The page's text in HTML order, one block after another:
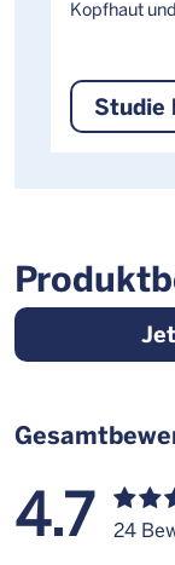
Kopfhaut
Studie
4.7 24